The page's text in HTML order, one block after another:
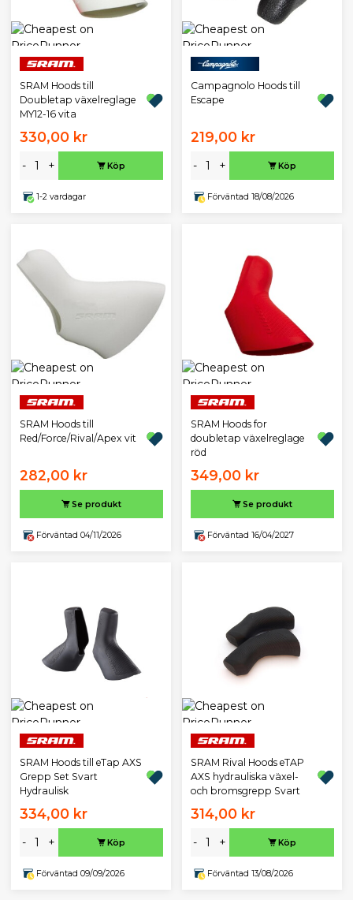
SRAM Hoods till
Doubletap växelreglage
MY12-16 vita
330,00 kr
- + Köp
1-2 vardagar
Campagnolo Hoods till
Escape
219,00 kr
- + Köp
Förväntad 18/08/2026
SRAM Hoods till
Red/Force/Rival/Apex vit
282,00 kr
Se produkt
Förväntad 04/11/2026
SRAM Hoods for
doubletap växelreglage
röd
349,00 kr
Se produkt
Förväntad 16/04/2027
SRAM Hoods till eTap AXS
Grepp Set Svart
Hydraulisk
334,00 kr
- + Köp
Förväntad 09/09/2026
SRAM Rival Hoods eTAP
AXS hydrauliska växel-
och bromsgrepp Svart
314,00 kr
- + Köp
Förväntad 13/08/2026